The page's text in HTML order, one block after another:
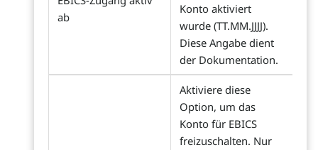
ab
Konto aktiviert
wurde (TT.MM.JJJJ).
Diese Angabe dient
der Dokumentation.
Aktiviere diese
Option, um das
Konto für EBICS
freizuschalten. Nur